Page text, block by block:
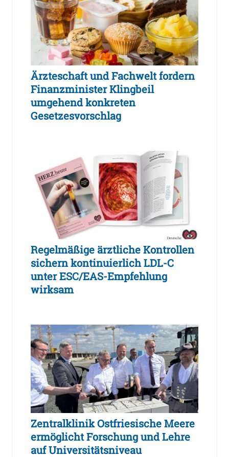
Ärzteschaft und Fachwelt fordern
Finanzminister Klingbeil
umgehend konkreten
Gesetzesvorschlag
Regelmäßige ärztliche Kontrollen
sichern kontinuierlich LDL-C
unter ESC/EAS-Empfehlung
wirksam
Zentralklinik Ostfriesische Meere
ermöglicht Forschung und Lehre
auf Universitätsniveau